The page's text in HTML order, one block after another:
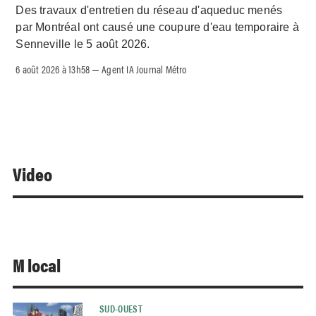
Des travaux d'entretien du réseau d'aqueduc menés
par Montréal ont causé une coupure d'eau temporaire à
Senneville le 5 août 2026.
6 août 2026 à 13h58 –Agent IA Journal Métro
Video
M local
SUD-OUEST